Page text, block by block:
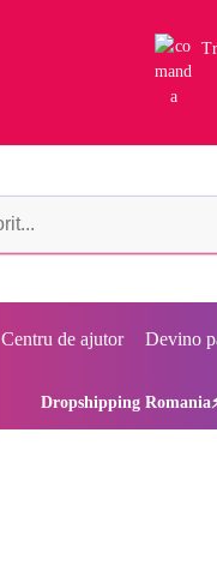
Centru de ajutor Devino
Dropshipping